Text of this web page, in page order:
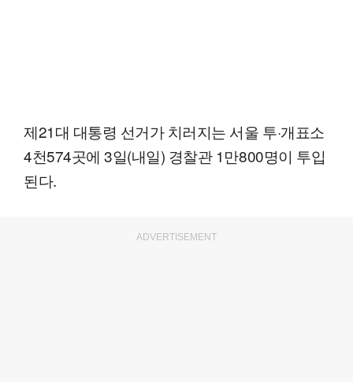
제21대 대통령 선거가 치러지는 서울 투·개표소
4천574곳에 3일(내일) 경찰관 1만800명이 투입
된다.
ADVERTISEMENT